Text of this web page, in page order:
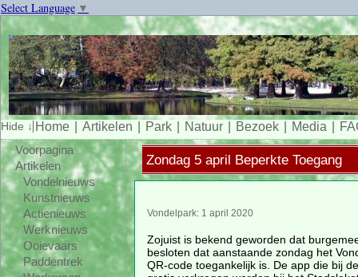
Select Language ▼
Home Artikelen Park Natuur Bezoek Media
Voorpagina
Artikelen
Vondelnieuws
Kunstnieuws
Actienieuws
Werknieuws
Ooievaars
Paddentrek
Zondag 5 april Beperkte Toegang
Vondelpark: 1 april 2020
Zojuist is bekend geworden dat
besloten dat aanstaande zondag het
QR-code toegankelijk is. De app die bij